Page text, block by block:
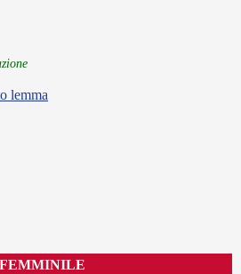
lemma
FEMMINILE